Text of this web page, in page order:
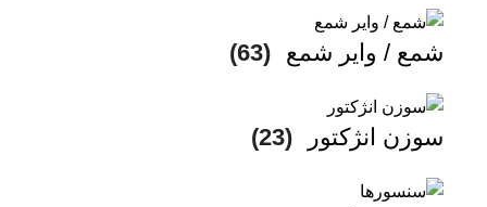
شمع / وایر شمع (63)
سوزن انژکتور (23)